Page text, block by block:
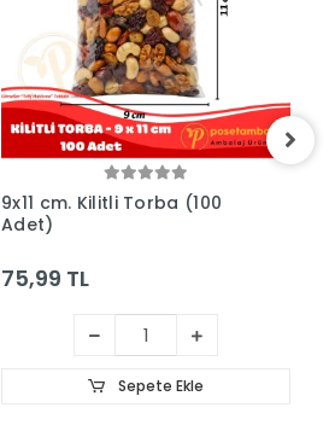
9x11 cm. Kilitli Torba (100
Adet)
75,99 TL
Sepete Ekle